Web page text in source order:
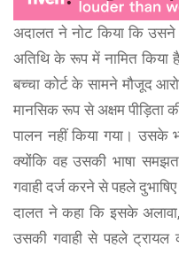
अदालत ने नोट किया कि उसने
अतिथि के रूप में नामित किया
बच्चा कोर्ट के सामने मौजूद
मानसिक रूप से अक्षम पीड़िता
पालन नहीं किया गया। उसके
क्योंकि वह उसकी भाषा
गवाही दर्ज करने से पहले
दालत ने कहा कि इसके
उसकी गवाही से पहले ट्रायल